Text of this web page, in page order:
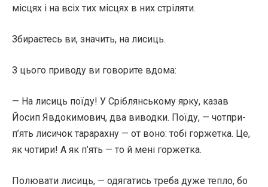
місцях і на всіх тих місцях в них стріляти.
Збираєтесь ви, значить, на лисиць.
З цього приводу ви говорите вдома:
— На лисиць поїду! У Сріблянському ярку, казав
Йосип Явдокимович, два виводки. Поїду, — чотпри-
п’ять лисичок тарарахну — от воно: тобі горжетка. Це,
як чотири! А як п’ять — то й мені горжетка.
Полювати лисиць, — одягатись треба дуже тепло, бо